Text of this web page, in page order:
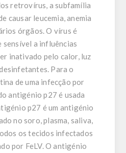
retrovírus, a subfamília
causar leucemia, anemia
órgãos. O vírus é
a influências
inativado pelo calor, luz
Para o
de uma infecção por
antigénio p27 é usada
p27 é um antigénio
no soro, plasma, saliva,
os tecidos infectados
por FeLV. O antigénio